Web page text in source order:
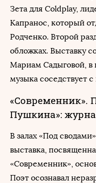
Зета для Coldplay,
Капранос, который
Родченко. Второй
обложках. Выставку
Мариам Садыговой, в
музыка соседствует
«Современник».
Пушкина»:
В залах «Под
выставка,
«Современник»,
Поэт осознавал